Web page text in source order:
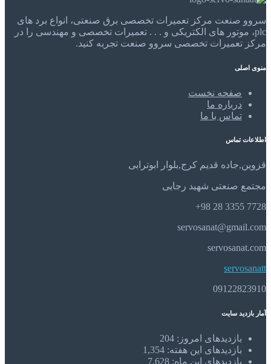
سروو صنعت مرکز تعمیرات تخصصی برق صنعتی، انواع برد های
plc، موتور های الکتریکی و . . . تعمیرات تخصصی و مهندسی را در
مرکز تعمیرات تخصصی سروو صنعت تجربه کنید.
منوی اصلی
صفحه نخست
درباره ما
تماس با ما
اطلاعات تماس
قزوین,جاده قدیم کرج,بلوار ابوترابی
مجتمع صنعتی شهید رجایی
7728 3355 28 98+
servosanat@gmail.com
servosanat.com
servosanatt
09122823910
آمار بازدید سایت
بازدیدهای امروز: 204
بازدیدهای این هفته: 1,354
بازدیدهای این ماه: 7,628